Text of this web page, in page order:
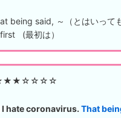
being said, ～（とはいっても
(最初は）
I hate coronavirus.That